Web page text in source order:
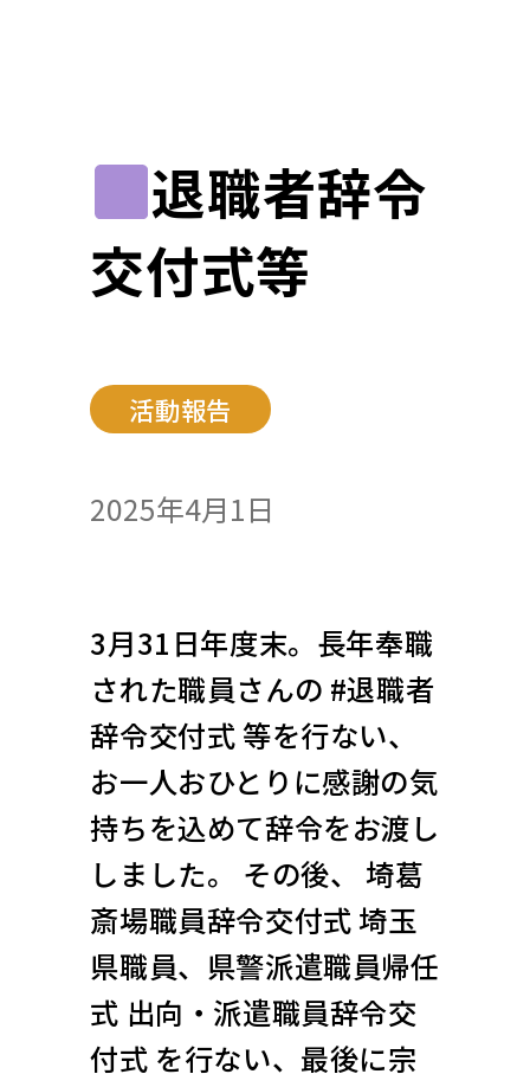
退職者辞令
交付式等
活動報告
2025年4月1日
3月31日年度末。長年奉職
された職員さんの #退職者
辞令交付式 等を行ない、
お一人おひとりに感謝の気
持ちを込めて辞令をお渡し
しました。 その後、 埼葛
斎場職員辞令交付式 埼玉
県職員、県警派遣職員帰任
式 出向・派遣職員辞令交
付式 を行ない、最後に宗